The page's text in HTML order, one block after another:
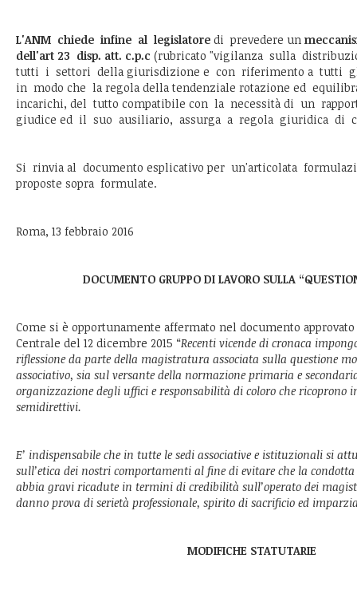
L'ANM chiede infine al legislatore di prevedere un
dell'art 23 disp. att. c.p.c (rubricato "vigilanza sulla
tutti i settori della giurisdizione e con riferimento a tutti
in modo che la regola della tendenziale rotazione ed
incarichi, del tutto compatibile con la necessità di un
giudice ed il suo ausiliario, assurga a regola giuridica di
Si rinvia al documento esplicativo per un'articolata
proposte sopra formulate.
Roma, 13 febbraio 2016
DOCUMENTO GRUPPO DI LAVORO SULLA
Come si è opportunamente affermato nel documento
Centrale del 12 dicembre 2015 “Recenti vicende di cronaca
riflessione da parte della magistratura associata sulla questione
associativo, sia sul versante della normazione primaria e
organizzazione degli uffici e responsabilità di coloro che ricoprono
semidirettivi.
E’ indispensabile che in tutte le sedi associative e istituzionali si
sull’etica dei nostri comportamenti al fine di evitare che la
abbia gravi ricadute in termini di credibilità sull’operato dei
danno prova di serietà professionale, spirito di sacrificio ed
MODIFICHE STATUTARIE